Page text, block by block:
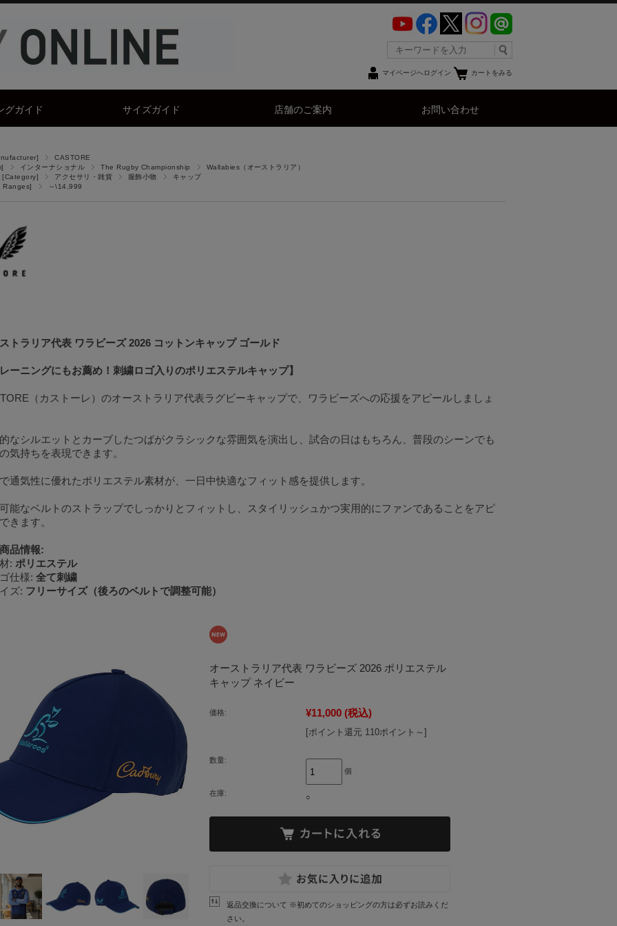
マイページへログイン カートをみる
グガイド サイズガイド 店舗のご案内 お問い合わせ
CASTORE
インターナショナル The Rugby Championship
Wallabies（オーストラリア）
[Category]
アクセサリ・雑貨 服飾小物
キャップ
Ranges]
～\14,999
トラリア代表 ワラビーズ 2026 コットンキャップ ゴールド
ーニングにもお薦め！刺繍ロゴ入りのポリエステルキャップ】
（カストーレ）のオーストラリア代表ラグビーキャップで、ワラビーズへの応援をアピールしましょ
なシルエットとカーブしたつばがクラシックな雰囲気を演出し、試合の日はもちろん、普段のシーンでも
気持ちを表現できます。
通気性に優れたポリエステル素材が、一日中快適なフィット感を提供します。
能なベルトのストラップでしっかりとフィットし、スタイリッシュかつ実用的にファンであることをアピ
きます。
品情報:
: ポリエステル
仕様: 全て刺繍
ズ: フリーサイズ（後ろのベルトで調整可能）
オーストラリア代表 ワラビーズ 2026 ポリエステル
キャップ ネイビー
価格: ¥11,000 (税込)
[ポイント還元 110ポイント～]
数量:
個
在庫: ○
返品交換について ※初めてのショッピングの方は必ずお読みくだ
さい。